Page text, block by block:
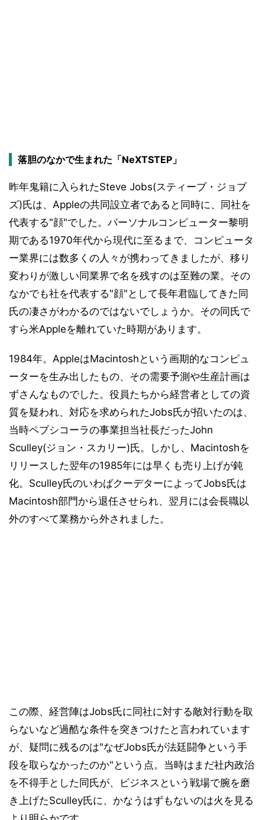
落胆のなかで生まれた「NeXTSTEP」
昨年鬼籍に入られたSteve Jobs(スティーブ・ジョブ
ズ)氏は、Appleの共同設立者であると同時に、同社を
代表する"顔"でした。パーソナルコンピューター黎明
期である1970年代から現代に至るまで、コンピュータ
ー業界には数多くの人々が携わってきましたが、移り
変わりが激しい同業界で名を残すのは至難の業。その
なかでも社を代表する"顔"として長年君臨してきた同
氏の凄さがわかるのではないでしょうか。その同氏で
すら米Appleを離れていた時期があります。
1984年。AppleはMacintoshという画期的なコンピュ
ーターを生み出したもの、その需要予測や生産計画は
ずさんなものでした。役員たちから経営者としての資
質を疑われ、対応を求められたJobs氏が招いたのは、
当時ペプシコーラの事業担当社長だったJohn
Sculley(ジョン・スカリー)氏。しかし、Macintoshを
リリースした翌年の1985年には早くも売り上げが鈍
化。Sculley氏のいわばクーデターによってJobs氏は
Macintosh部門から退任させられ、翌月には会長職以
外のすべて業務から外されました。
この際、経営陣はJobs氏に同社に対する敵対行動を取
らないなど過酷な条件を突きつけたと言われています
が、疑問に残るのは"なぜJobs氏が法廷闘争という手
段を取らなかったのか"という点。当時はまだ社内政治
を不得手とした同氏が、ビジネスという戦場で腕を磨
き上げたSculley氏に、かなうはずもないのは火を見る